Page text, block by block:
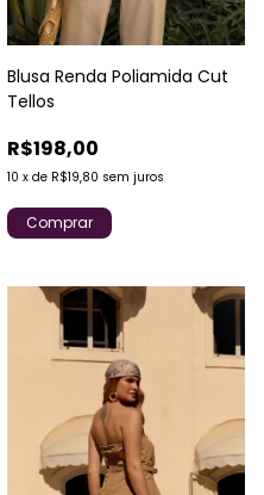
Blusa Renda Poliamida Cut
Tellos
R$198,00
10 x de R$19,80 sem juros
Comprar